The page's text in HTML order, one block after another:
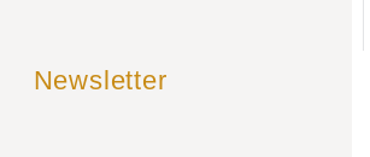
Newsletter